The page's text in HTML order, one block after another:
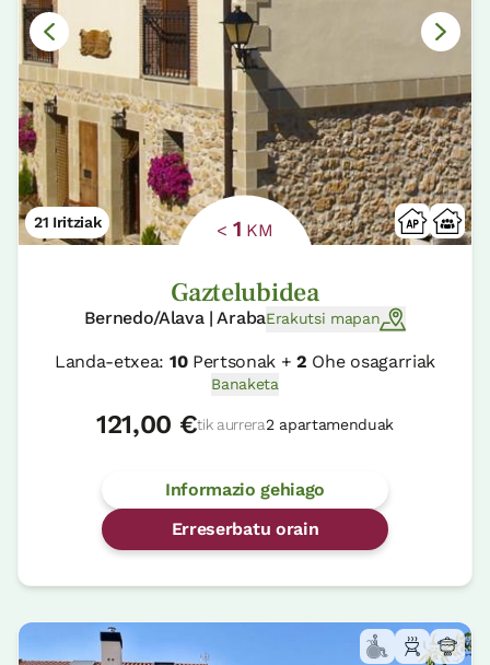
21 Iritziak < 1 KM
Gaztelubidea
Bernedo/Alava | ArabaErakutsi mapan
Landa-etxea: 10Pertsonak +2 Ohe osagarriak
Banaketa
121,00 €tik aurrera2 apartamenduak
Informazio gehiago
Erreserbatu orain